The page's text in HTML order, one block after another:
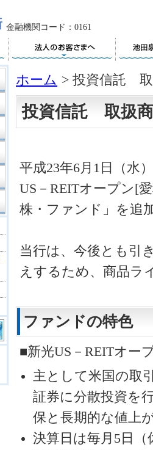
金融機関コード：0161
ホーム > 投資信託 取
投資信託 取扱
平成23年6月1日（水
US－REITオープン[
株・ファンド」を追
当行は、今後とも引
えするため、商品ラ
ファンドの特色
■新光US－REITオー
主として米国の取
証券に分散投資を
保と長期的な値上
決算日は毎月5日